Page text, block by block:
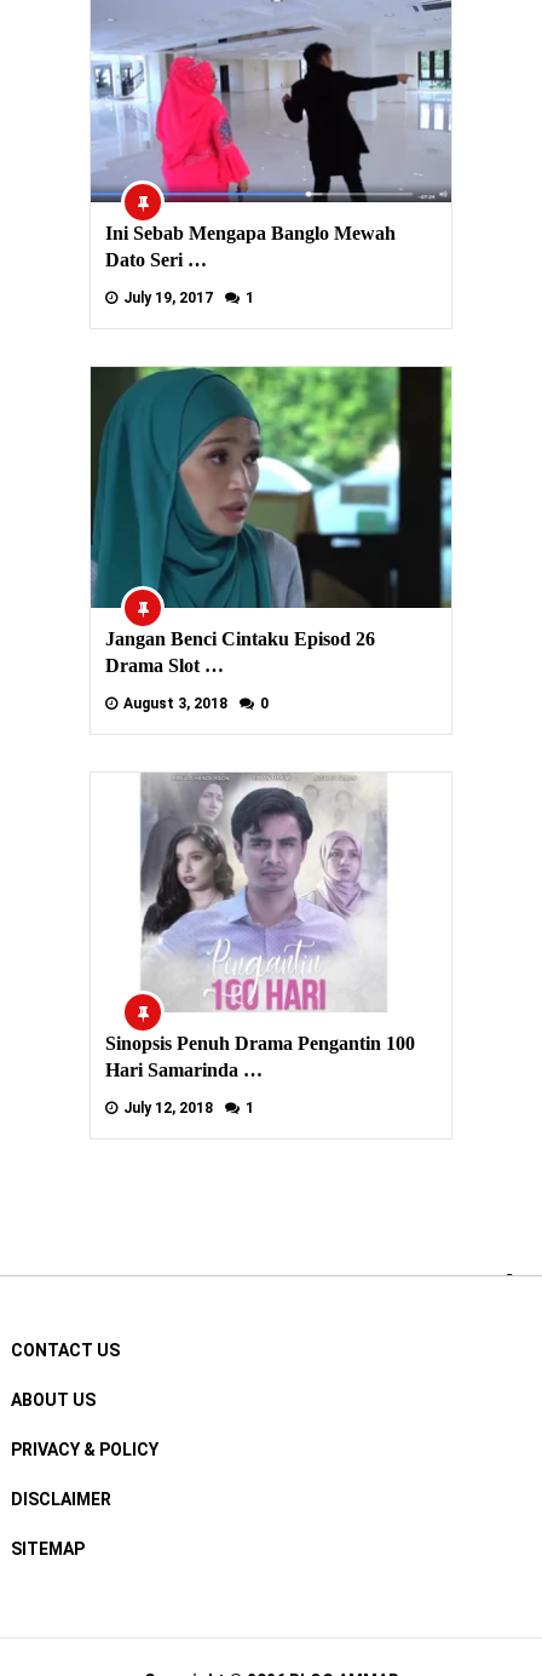
Ini Sebab Mengapa Banglo Mewah
Dato Seri …
July 19, 2017 1
Jangan Benci Cintaku Episod 26
Drama Slot …
August 3, 2018 0
Sinopsis Penuh Drama Pengantin 100
Hari Samarinda …
July 12, 2018 1
CONTACT US
ABOUT US
PRIVACY & POLICY
DISCLAIMER
SITEMAP